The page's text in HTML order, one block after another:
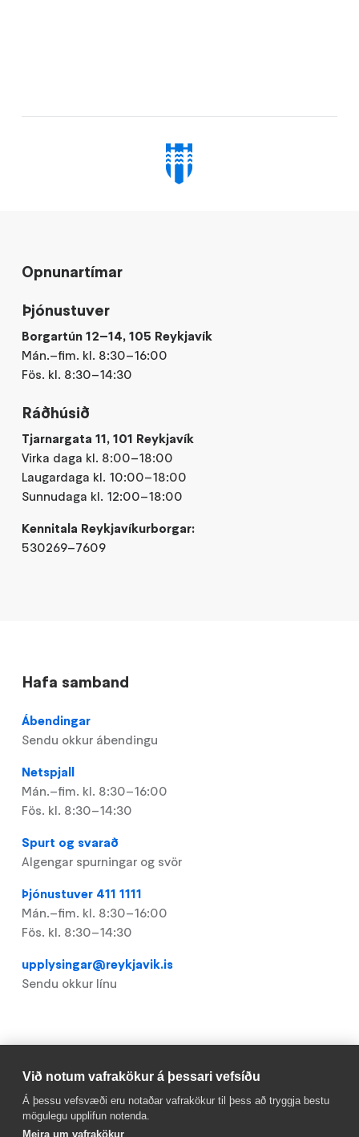
Opnunartímar
Þjónustuver
Borgartún 12–14, 105 Reykjavík
Mán.–fim. kl. 8:30–16:00
Fös. kl. 8:30–14:30
Ráðhúsið
Tjarnargata 11, 101 Reykjavík
Virka daga kl. 8:00–18:00
Laugardaga kl. 10:00–18:00
Sunnudaga kl. 12:00–18:00
Kennitala Reykjavíkurborgar:
530269–7609
Hafa samband
Ábendingar
Sendu okkur ábendingu
Netspjall
Mán.–fim. kl. 8:30–16:00
Fös. kl. 8:30–14:30
Spurt og svarað
Algengar spurningar og svör
Þjónustuver 411 1111
Mán.–fim. kl. 8:30–16:00
Fös. kl. 8:30–14:30
upplysingar@reykjavik.is
Sendu okkur línu
Footer
Mínar síður
Laus störf
Við notum vafrakökur á þessari vefsíðu
Á þessu vefsvæði eru notaðar vafrakökur til þess að tryggja bestu
mögulegu upplifun notenda.
Meira um vafrakökur